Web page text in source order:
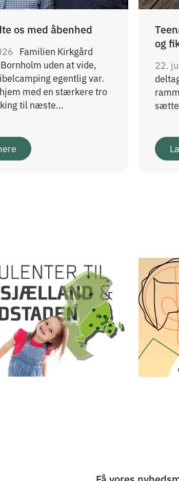
os med åbenhed
Familien Kirkgård
uden at vide,
egentlig var.
med en stærkere tro
til næste…
og
22.